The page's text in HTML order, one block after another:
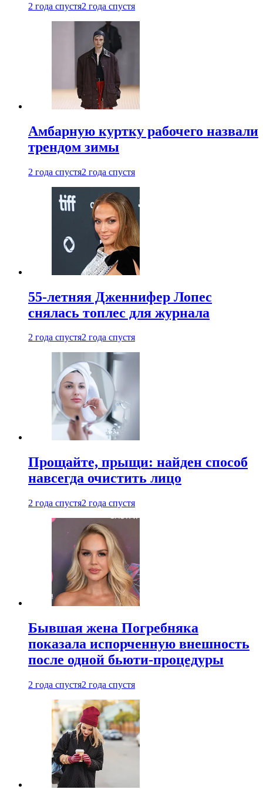
2 года спустя2 года спустя
Амбарную куртку рабочего назвали
трендом зимы
2 года спустя2 года спустя
55-летняя Дженнифер Лопес
снялась топлес для журнала
2 года спустя2 года спустя
Прощайте, прыщи: найден способ
навсегда очистить лицо
2 года спустя2 года спустя
Бывшая жена Погребняка
показала испорченную внешность
после одной бьюти-процедуры
2 года спустя2 года спустя